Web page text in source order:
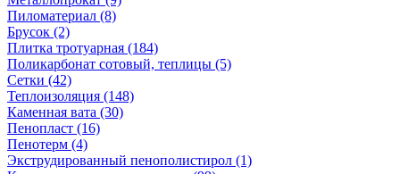
Пиломатериал (8)
Брусок (2)
Плитка тротуарная (184)
Поликарбонат сотовый, теплицы (5)
Сетки (42)
Теплоизоляция (148)
Каменная вата (30)
Пенопласт (16)
Пенотерм (4)
Экструдированный пенополистирол (1)